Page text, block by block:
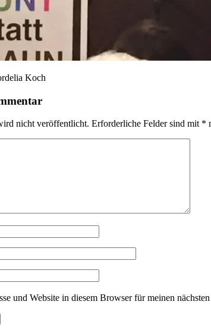
Koch
nicht veröffentlicht. Erforderliche Felder sind mit *
und Website in diesem Browser für meinen